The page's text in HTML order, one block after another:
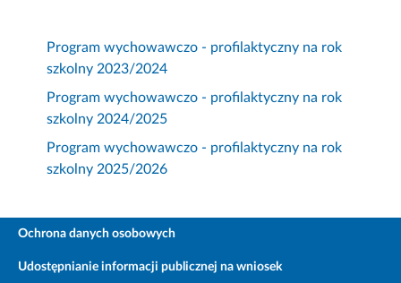
Program wychowawczo - profilaktyczny na rok
szkolny 2023/2024
Program wychowawczo - profilaktyczny na rok
szkolny 2024/2025
Program wychowawczo - profilaktyczny na rok
szkolny 2025/2026
Ochrona danych osobowych
Udostępnianie informacji publicznej na wniosek